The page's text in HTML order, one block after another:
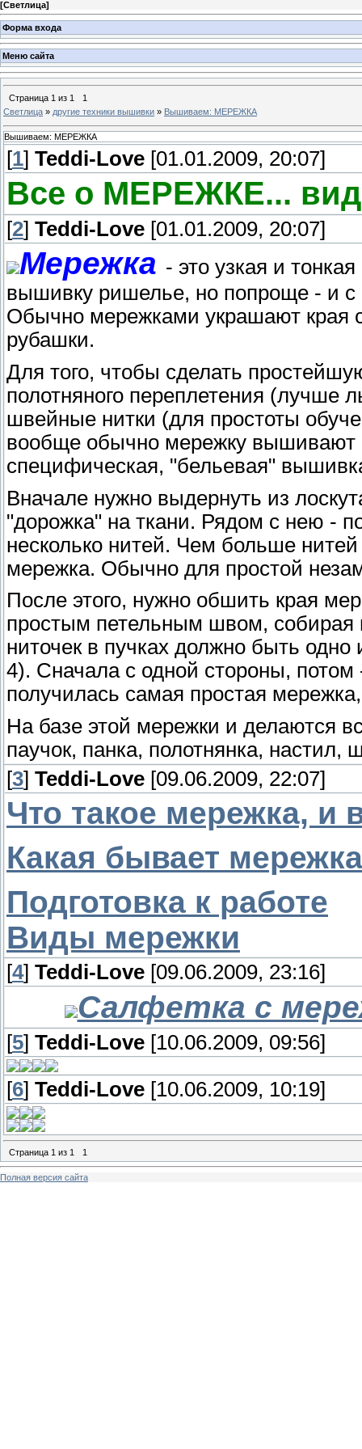
[Светлица]
Форма входа
Меню сайта
Страница 1 из 1
1
Светлица » другие техники вышивки » Вышиваем: МЕРЕЖКА
Вышиваем: МЕРЕЖКА
[1] Teddi-Love [01.01.2009, 20:07]
Все о МЕРЕЖКЕ...
[2] Teddi-Love [01.01.2009, 20:07]
Мережка - это узкая и
вышивку ришелье, но попроще - и с
Обычно мережками украшают края
рубашки.
Для того, чтобы сделать
полотняного переплетения (лучше
швейные нитки (для простоты
вообще обычно мережку вышивают
специфическая, "бельевая"
Вначале нужно выдернуть из
"дорожка" на ткани. Рядом с нею -
несколько нитей. Чем больше
мережка. Обычно для простой
После этого, нужно обшить края
простым петельным швом, собирая
ниточек в пучках должно быть
4). Сначала с одной стороны,
получилась самая простая
На базе этой мережки и делаются
паучок, панка, полотнянка, настил,
[3] Teddi-Love [09.06.2009, 22:07]
Что такое мережка,
Какая бывает
Подготовка к работе
Виды мережки
[4] Teddi-Love [09.06.2009, 23:16]
Салфетка с
[5] Teddi-Love [10.06.2009, 09:56]
[6] Teddi-Love [10.06.2009, 10:19]
Страница 1 из 1 1
Полная версия сайта